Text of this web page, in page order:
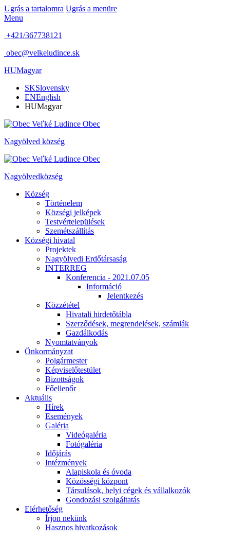
Ugrás a tartalomra Ugrás a menüre
Menu
+421/367738121
obec@velkeludince.sk
HUMagyar
SKSlovensky
ENEnglish
HUMagyar
Obec
Nagyölved község
Obec
Nagyölvedközség
Község
Történelem
Községi jelképek
Testvértelepülések
Szemétszállítás
Községi hivatal
Projektek
Nagyölvedi Erdőtársaság
INTERREG
Konferencia - 2021.07.05
Információ
Jelentkezés
Közzététel
Hivatali hirdetőtábla
Szerződések, megrendelések, számlák
Gazdálkodás
Nyomtatványok
Önkormányzat
Polgármester
Képviselőtestület
Bizottságok
Főellenőr
Aktuális
Hírek
Események
Galéria
Videógaléria
Fotógaléria
Időjárás
Intézmények
Alapiskola és óvoda
Közösségi központ
Társulások, helyi cégek és vállalkozók
Gondozási szolgáltatás
Elérhetőség
Írjon nekünk
Hasznos hivatkozások